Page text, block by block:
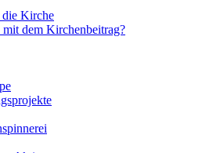
Kirche
dem Kirchenbeitrag?